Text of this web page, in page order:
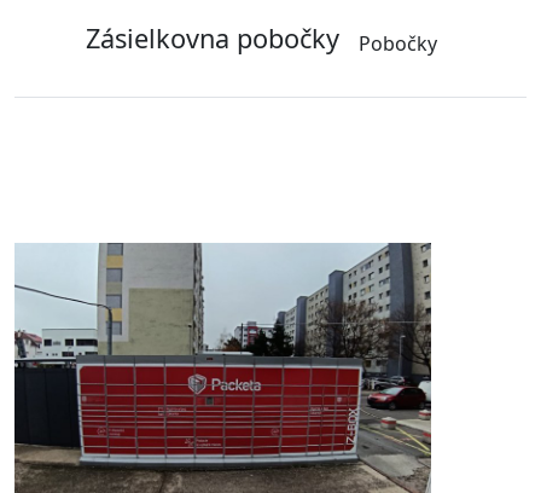
Zásielkovna pobočky Pobočky